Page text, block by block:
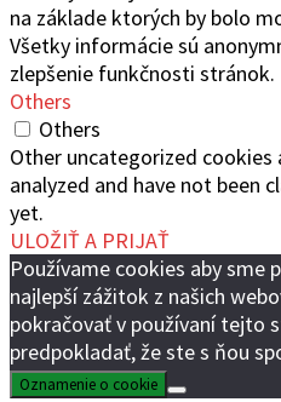
na základe ktorých by bolo
Všetky informácie sú
zlepšenie funkčnosti stránok.
Others
Others
Other uncategorized
analyzed and have not been
yet.
ULOŽIŤ A PRIJAŤ
Používame cookies aby sme
najlepší zážitok z našich
pokračovať v používaní tejto
predpokladať, že ste s ňou
Oznamenie o cookie